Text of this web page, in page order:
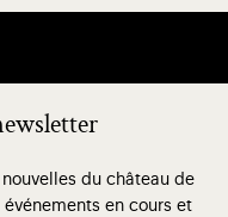
du château de
en cours et